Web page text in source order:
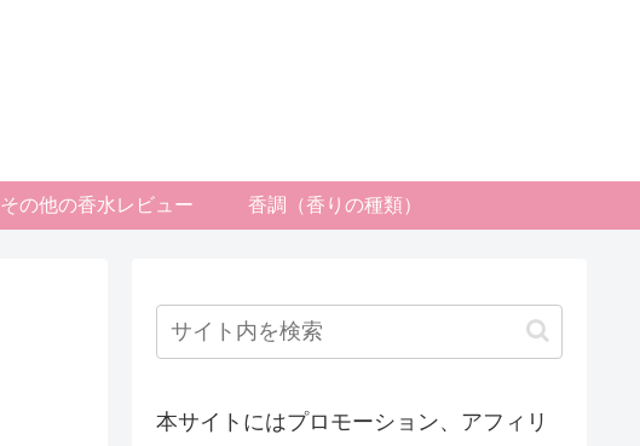
その他の香水レビュー 香調（香りの種類）
本サイトにはプロモーション、アフィリ